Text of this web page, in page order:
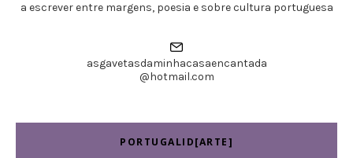
a escrever entre margens, poesia e sobre cultura portuguesa
asgavetasdaminhacasaencantada
@hotmail.com
PORTUGALID[ARTE]